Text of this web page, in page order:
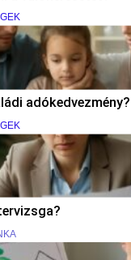
adókedvezmény?